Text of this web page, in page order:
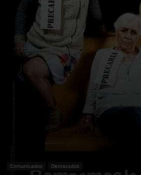
Comunicados Destacados